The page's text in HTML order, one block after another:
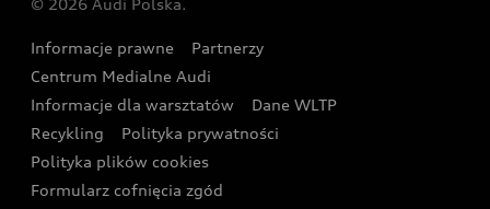
Wyszukaj najbliższego Partnera Audi
Oferta dla przedsiębiorców
Oferta dla klientów prywatnych
Kalkulator rat
Ubezpieczenie
Zasięg
Gwarancja
Akcje serwisowe Audi
Katalog online akcesoriów
Audi i Muzeum Sztuki Nowoczesnej w Warszawie
Audi driving experience
Audi quattro Cup
Audi i Puchar Świata w Skokach Narciarskich w
© 2026 Audi Polska.
Informacje prawne
Partnerzy
Centrum Medialne Audi
Informacje dla warsztatów
Dane WLTP
Recykling
Polityka prywatności
Polityka plików cookies
Formularz cofnięcia zgód